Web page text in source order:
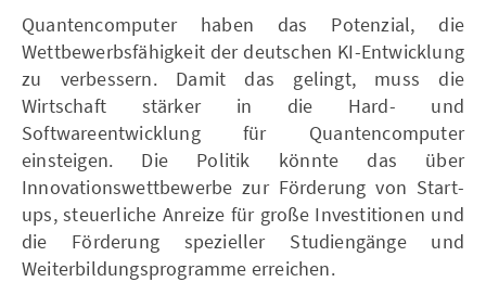
Quantencomputer haben das Potenzial, die
Wettbewerbsfähigkeit der deutschen KI-Entwicklung
zu verbessern. Damit das gelingt, muss die
Wirtschaft stärker in die Hard- und
Softwareentwicklung für Quantencomputer
einsteigen. Die Politik könnte das über
Innovationswettbewerbe zur Förderung von Start-
ups, steuerliche Anreize für große Investitionen und
die Förderung spezieller Studiengänge und
Weiterbildungsprogramme erreichen.